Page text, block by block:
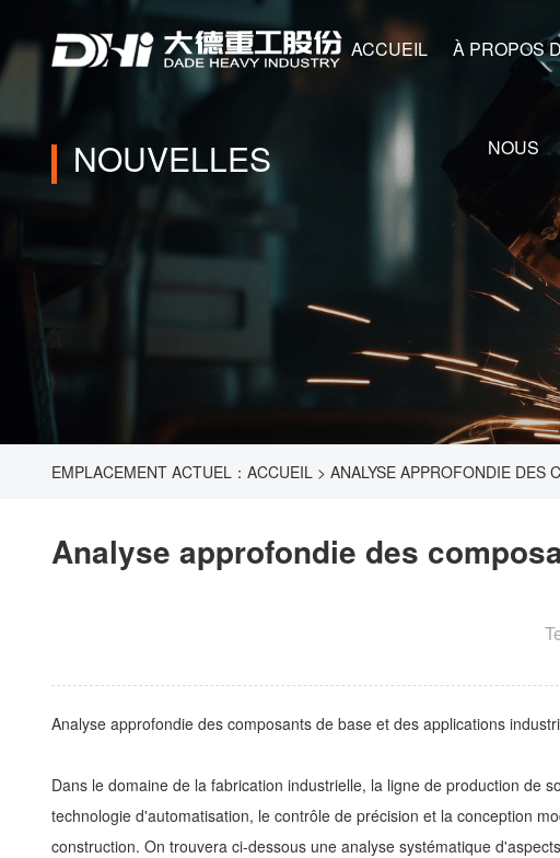
ACCUEIL À PROPOS DE
NOUS
NOUVELLES
EMPLACEMENT ACTUEL： ACCUEIL > ANALYSE APPROFONDIE DES
Analyse approfondie des
Analyse approfondie des composants de base et des applications
Dans le domaine de la fabrication industrielle, la ligne de production de
technologie d'automatisation, le contrôle de précision et la conception
construction. On trouvera ci-dessous une analyse systématique